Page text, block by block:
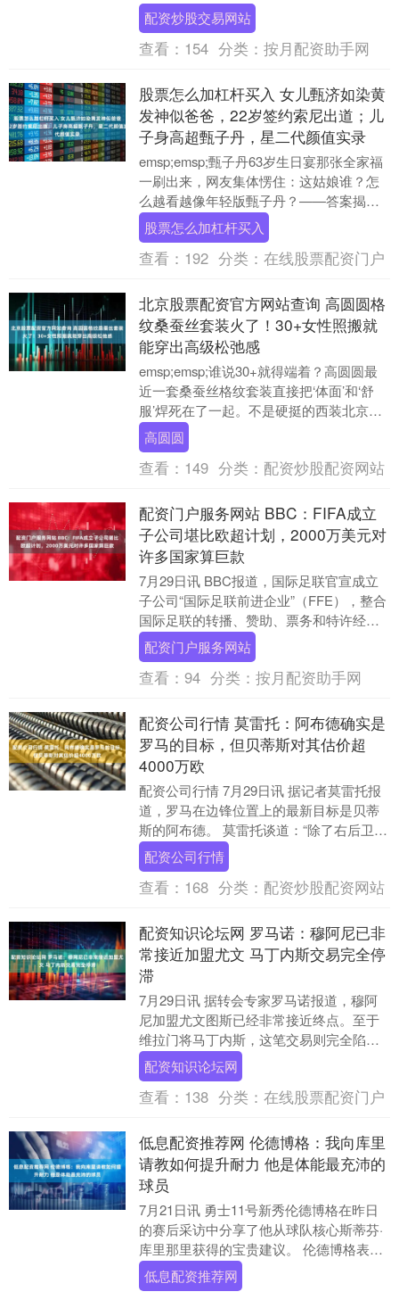
靠‘软垂+宽松’四个字，把松弛感穿出了呼
吸....
配资炒股交易网站
查看： 154 分类： 按月配资助手网
股票怎么加杠杆买入 女儿甄济如染黄
发神似爸爸，22岁签约索尼出道；儿
子身高超甄子丹，星二代颜值实录
emsp;emsp;甄子丹63岁生日宴那张全家福
一刷出来，网友集体愣住：这姑娘谁？怎
么越看越像年轻版甄子丹？——答案揭晓
股票怎么加杠杆买入，是女儿甄济如。22
岁....
股票怎么加杠杆买入
查看： 192 分类： 在线股票配资门户
北京股票配资官方网站查询 高圆圆格
纹桑蚕丝套装火了！30+女性照搬就
能穿出高级松弛感
emsp;emsp;谁说30+就得端着？高圆圆最
近一套桑蚕丝格纹套装直接把‘体面’和‘舒
服’焊死在了一起。不是硬挺的西装北京股
票配资官方网站查询，不是紧绷的剪裁....
高圆圆
查看： 149 分类： 配资炒股配资网站
配资门户服务网站 BBC：FIFA成立
子公司堪比欧超计划，2000万美元对
许多国家算巨款
7月29日讯 BBC报道，国际足联官宣成立
子公司“国际足联前进企业”（FFE），整合
国际足联的转播、赞助、票务和特许经营
等商业权益与赛事运营。初始股权估值
200....
配资门户服务网站
查看： 94 分类： 按月配资助手网
配资公司行情 莫雷托：阿布德确实是
罗马的目标，但贝蒂斯对其估价超
4000万欧
配资公司行情 7月29日讯 据记者莫雷托报
道，罗马在边锋位置上的最新目标是贝蒂
斯的阿布德。 莫雷托谈道：“除了右后卫位
置，罗马下午还关注了弗雷斯内达，尽管
存在困....
配资公司行情
查看： 168 分类： 配资炒股配资网站
配资知识论坛网 罗马诺：穆阿尼已非
常接近加盟尤文 马丁内斯交易完全停
滞
7月29日讯 据转会专家罗马诺报道，穆阿
尼加盟尤文图斯已经非常接近终点。至于
维拉门将马丁内斯，这笔交易则完全陷入
停滞状态。 关于穆阿尼 罗马诺：“是的，
这可能是....
配资知识论坛网
查看： 138 分类： 在线股票配资门户
低息配资推荐网 伦德博格：我向库里
请教如何提升耐力 他是体能最充沛的
球员
7月21日讯 勇士11号新秀伦德博格在昨日
的赛后采访中分享了他从球队核心斯蒂芬·
库里那里获得的宝贵建议。 伦德博格表
示：“其实我只问了库里一个问题，那就是
如何提....
低息配资推荐网